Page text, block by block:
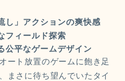
し」アクションの爽快感
フィールド探索
公平なゲームデザイン
ート放置のゲームに飽き足
まさに待ち望んでいたタイ